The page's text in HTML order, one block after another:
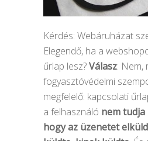
Kérdés: Webáruházat
Elegendő, ha a
űrlap lesz?Válasz: Nem,
fogyasztóvédelmi
megfelelő: kapcsolati
a felhasználó nem
hogy az üzenetet